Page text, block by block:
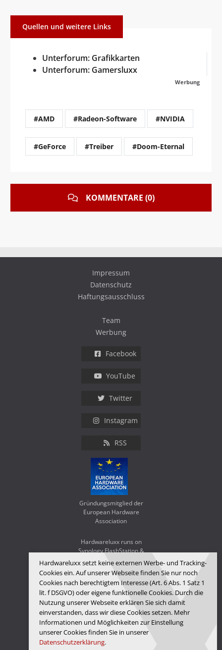
Quellen und weitere Links
Unterforum: Grafikkarten
Unterforum: Gamersluxx
Werbung
#AMD #Radeon-Software #NVIDIA
#GeForce #Treiber #Doom-Eternal
KOMMENTARE (0)
Hardwareluxx setzt keine externen Werbe- und Tracking-
Cookies ein. Auf unserer Webseite finden Sie nur noch
Cookies nach berechtigtem Interesse (Art. 6 Abs. 1 Satz 1
lit. f DSGVO) oder eigene funktionelle Cookies. Durch die
Nutzung unserer Webseite erklären Sie sich damit
einverstanden, dass wir diese Cookies setzen. Mehr
Informationen und Möglichkeiten zur Einstellung
unserer Cookies finden Sie in unserer
Datenschutzerklärung.
Impressum
Datenschutz
Haftungsausschluss
Team
Werbung
Facebook
YouTube
Twitter
Instagram
RSS
Gründungsmitglied der
European Hardware
Association
Hardwareluxx runs on
Synology FlashStation &
WD Red SA500